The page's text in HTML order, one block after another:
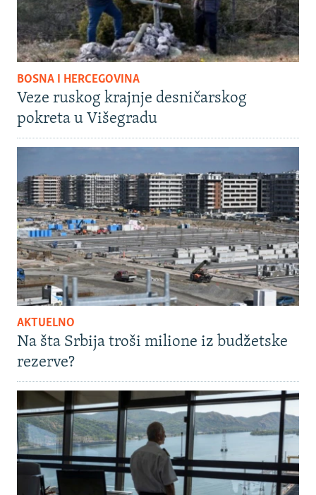
BOSNA I HERCEGOVINA
Veze ruskog krajnje desničarskog
pokreta u Višegradu
AKTUELNO
Na šta Srbija troši milione iz budžetske
rezerve?